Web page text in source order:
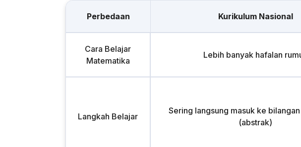
Perbedaan Kurikulum Nasional
Cara Belajar
Matematika
Lebih banyak hafalan
Langkah Belajar
Sering langsung masuk ke
(abstrak)